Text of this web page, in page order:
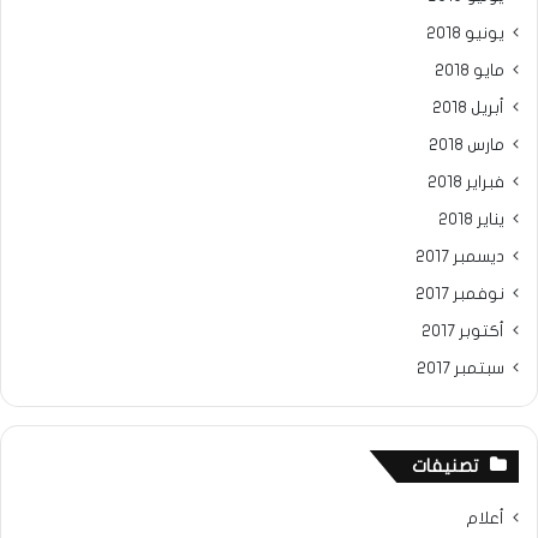
يونيو 2018
مايو 2018
أبريل 2018
مارس 2018
فبراير 2018
يناير 2018
ديسمبر 2017
نوفمبر 2017
أكتوبر 2017
سبتمبر 2017
تصنيفات
أعلام